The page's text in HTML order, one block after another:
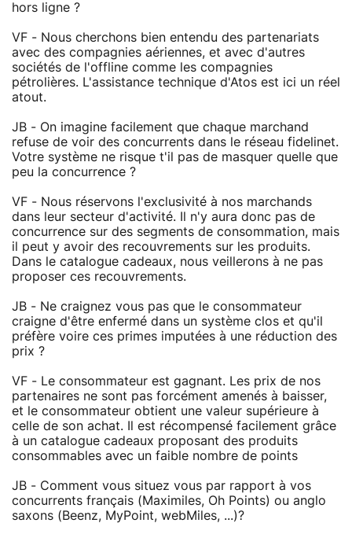
hors ligne ?
VF - Nous cherchons bien entendu des partenariats
avec des compagnies aériennes, et avec d'autres
sociétés de l'offline comme les compagnies
pétrolières. L'assistance technique d'Atos est ici un réel
atout.
JB - On imagine facilement que chaque marchand
refuse de voir des concurrents dans le réseau fidelinet.
Votre système ne risque t'il pas de masquer quelle que
peu la concurrence ?
VF - Nous réservons l'exclusivité à nos marchands
dans leur secteur d'activité. Il n'y aura donc pas de
concurrence sur des segments de consommation, mais
il peut y avoir des recouvrements sur les produits.
Dans le catalogue cadeaux, nous veillerons à ne pas
proposer ces recouvrements.
JB - Ne craignez vous pas que le consommateur
craigne d'être enfermé dans un système clos et qu'il
préfère voire ces primes imputées à une réduction des
prix ?
VF - Le consommateur est gagnant. Les prix de nos
partenaires ne sont pas forcément amenés à baisser,
et le consommateur obtient une valeur supérieure à
celle de son achat. Il est récompensé facilement grâce
à un catalogue cadeaux proposant des produits
consommables avec un faible nombre de points
JB - Comment vous situez vous par rapport à vos
concurrents français (Maximiles, Oh Points) ou anglo
saxons (Beenz, MyPoint, webMiles, ...)?